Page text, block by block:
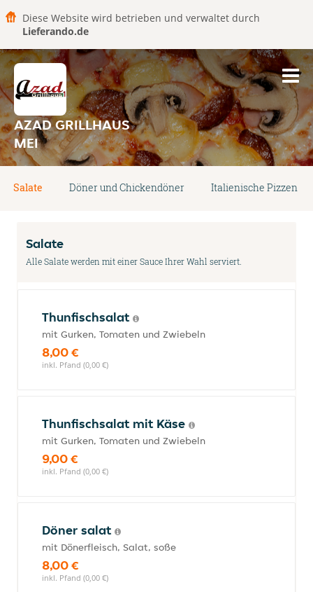
Diese Website wird betrieben und verwaltet durch
Lieferando.de
AZAD GRILLHAUS
MEI
Salate Döner und Chickendöner Italienische Pizzen
Salate
Alle Salate werden mit einer Sauce Ihrer Wahl serviert.
Thunfischsalat
mit Gurken, Tomaten und Zwiebeln
8,00 €
inkl. Pfand (0,00 €)
Thunfischsalat mit Käse
mit Gurken, Tomaten und Zwiebeln
9,00 €
inkl. Pfand (0,00 €)
Döner salat
mit Dönerfleisch, Salat, soße
8,00 €
inkl. Pfand (0,00 €)